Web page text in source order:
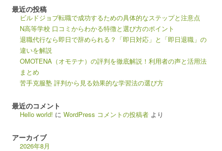
最近の投稿
ビルドジョブ転職で成功するための具体的なステップと注意点
N高等学校 口コミからわかる特徴と選び方のポイント
退職代行なら即日で辞められる？「即日対応」と「即日退職」の
違いを解説
OMOTENA（オモテナ）の評判を徹底解説！利用者の声と活用法
まとめ
苦手克服塾 評判から見る効果的な学習法の選び方
最近のコメント
Hello world! に WordPress コメントの投稿者 より
アーカイブ
2026年8月